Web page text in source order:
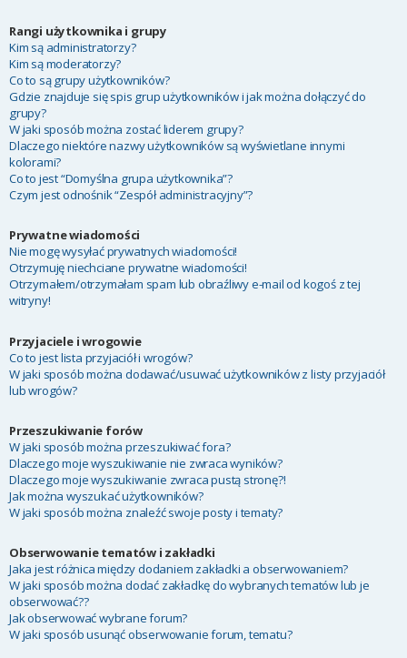
Rangi użytkownika i grupy
Kim są administratorzy?
Kim są moderatorzy?
Co to są grupy użytkowników?
Gdzie znajduje się spis grup użytkowników i jak można dołączyć do
grupy?
W jaki sposób można zostać liderem grupy?
Dlaczego niektóre nazwy użytkowników są wyświetlane innymi
kolorami?
Co to jest “Domyślna grupa użytkownika”?
Czym jest odnośnik “Zespół administracyjny”?
Prywatne wiadomości
Nie mogę wysyłać prywatnych wiadomości!
Otrzymuję niechciane prywatne wiadomości!
Otrzymałem/otrzymałam spam lub obraźliwy e-mail od kogoś z tej
witryny!
Przyjaciele i wrogowie
Co to jest lista przyjaciół i wrogów?
W jaki sposób można dodawać/usuwać użytkowników z listy przyjaciół
lub wrogów?
Przeszukiwanie forów
W jaki sposób można przeszukiwać fora?
Dlaczego moje wyszukiwanie nie zwraca wyników?
Dlaczego moje wyszukiwanie zwraca pustą stronę?!
Jak można wyszukać użytkowników?
W jaki sposób można znaleźć swoje posty i tematy?
Obserwowanie tematów i zakładki
Jaka jest różnica między dodaniem zakładki a obserwowaniem?
W jaki sposób można dodać zakładkę do wybranych tematów lub je
obserwować??
Jak obserwować wybrane forum?
W jaki sposób usunąć obserwowanie forum, tematu?